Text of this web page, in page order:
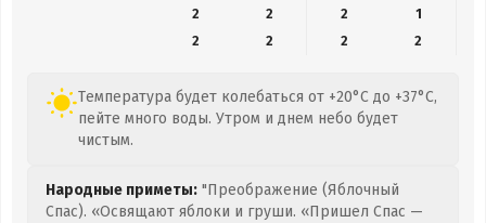
2
2 2
1
2
2 2 2
Температура будет колебаться от +20°C до +37°C,
пейте много воды. Утром и днем небо будет
чистым.
Народные приметы: "Преображение (Яблочный
Спас). «Освящают яблоки и груши. «Пришел Спас —